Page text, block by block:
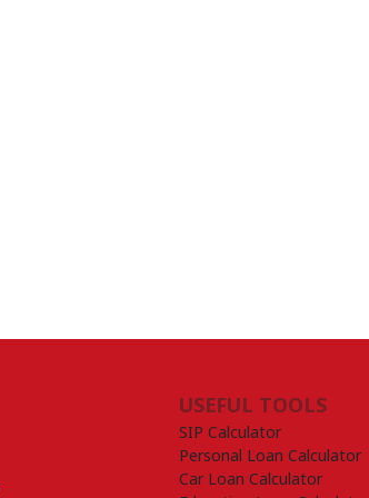
USEFUL TOOLS
SIP Calculator
Personal Loan Calculator
Car Loan Calculator